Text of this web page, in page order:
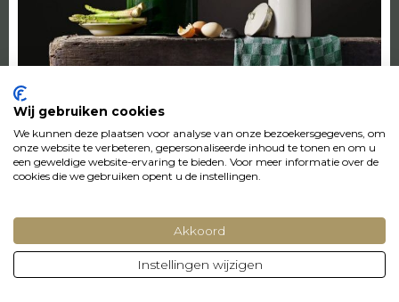
Asparagus
Het viereijken gilde
24 x 36 cm/ oplage van 500
€240,- inclusief lijst
24 x 36 cm / oplage 500Vanaf € 75,- op aanvraag
Wij gebruiken cookies
We kunnen deze plaatsen voor analyse van onze bezoekersgegevens, om
onze website te verbeteren, gepersonaliseerde inhoud te tonen en om u
een geweldige website-ervaring te bieden. Voor meer informatie over de
cookies die we gebruiken opent u de instellingen.
Akkoord
Instellingen wijzigen